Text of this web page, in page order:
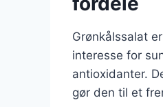
Grønkålssalat
interesse for
antioxidanter.
gør den til et